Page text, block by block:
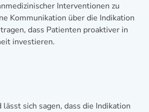
Interventionen zu
Kommunikation über die Indikation
dass Patienten proaktiver in
investieren.
sich sagen, dass die Indikation